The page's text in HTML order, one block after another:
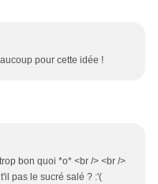
pour cette idée !
bon quoi *o* <br /> <br />
pas le sucré salé ? :'(